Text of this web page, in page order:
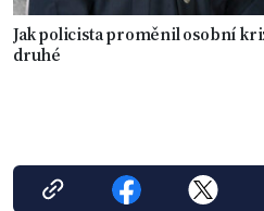
Jak policista proměnil osobní
druhé